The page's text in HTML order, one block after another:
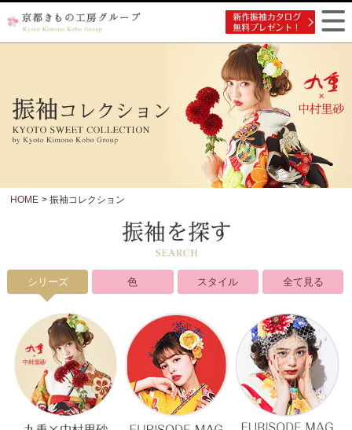
HOME > 振袖コレクション
シリーズ 色 スタイル 全て見る